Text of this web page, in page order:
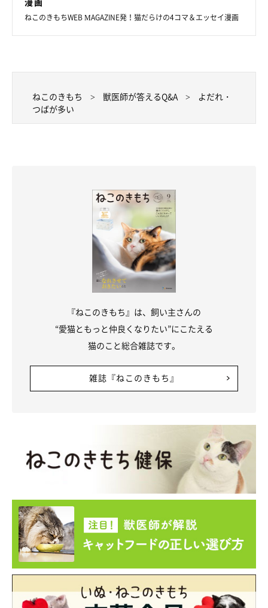
ねこのきもちWEB MAGAZINE発！猫だらけの4コマ＆エッセイ漫画
ねこのきもち 獣医師が答えるQ&A
よだれ・
つばが多い
『ねこのきもち』は、飼い主さんの
“愛猫ともっと仲良くなりたい”にこたえる
猫のこと総合雑誌です。
雑誌『ねこのきもち』